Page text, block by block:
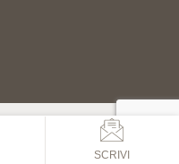
SCRIVI